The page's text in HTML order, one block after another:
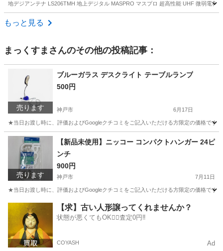
地デジアンテナ LS206TMH 地上デジタル MASPRO マスプロ 超高性能 UHF 微弱電界
兵庫 三田市
もっと見る
まっくすま さんのその他の投稿記事：
売ります
ブルーガラス デスクライト テーブルランプ
500円
神戸市 6月17日
★当日お渡し時に、評価およびGoogleクチコミをご記入いただける方限定の価格です
兵庫 神戸市 その他
売ります
【新品未使用】ニッコー コンパクトハンガー 24ピ
ンチ
900円
神戸市 7月11日
★当日お渡し時に、評価およびGoogleクチコミをご記入いただける方限定の価格です
洗濯用品 ニッコー
【求】古い人形譲ってくれませんか？
状態が悪くてもOK🙆‍♀️査定0円‼️
COYASH Ad